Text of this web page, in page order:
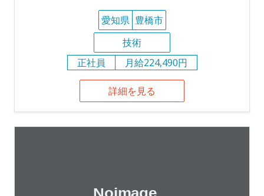
愛知県 豊橋市
技術
正社員
月給224,490円
詳細を見る